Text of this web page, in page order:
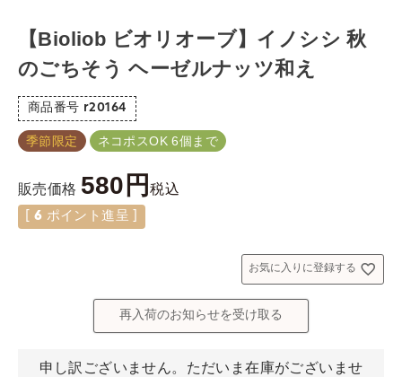
【Bioliob ビオリオーブ】イノシシ 秋
のごちそう ヘーゼルナッツ和え
商品番号 r20164
季節限定 ネコポスOK 6個まで
販売価格 580 税込
6 ポイント進呈 ]
お気に入りに登録する
再入荷のお知らせを受け取る
申し訳ございません。ただいま在庫がございませ